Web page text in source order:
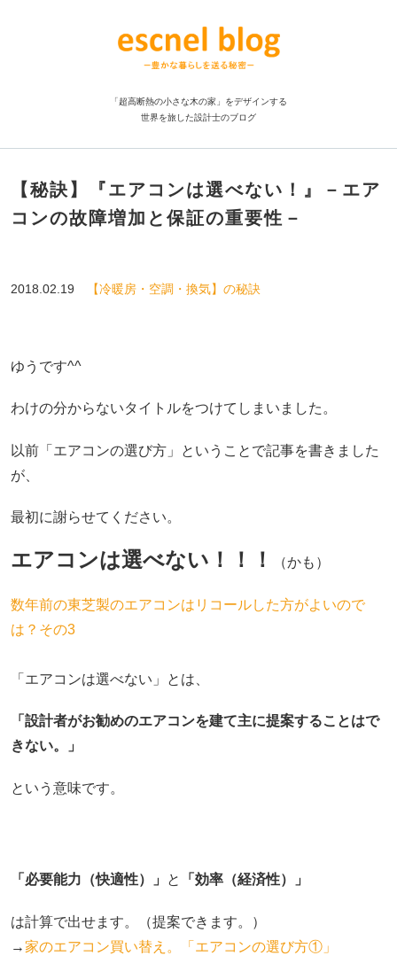
「超高断熱の小さな木の家」をデザインする
世界を旅した設計士のブログ
【秘訣】『エアコンは選べない！』－エア
コンの故障増加と保証の重要性－
2018.02.19 【冷暖房・空調・換気】の秘訣
ゆうです^^
わけの分からないタイトルをつけてしまいました。
以前「エアコンの選び方」ということで記事を書きました
が、
最初に謝らせてください。
エアコンは選べない！！！ （かも）
数年前の東芝製のエアコンはリコールした方がよいので
は？その3
「エアコンは選べない」とは、
「設計者がお勧めのエアコンを建て主に提案することはで
きない。」
という意味です。
「必要能力（快適性）」 と 「効率（経済性）」
は計算で出せます。（提案できます。）
→家のエアコン買い替え。「エアコンの選び方①」